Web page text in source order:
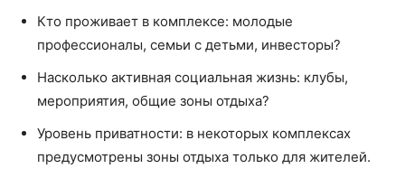
Кто проживает в комплексе: молодые
профессионалы, семьи с детьми, инвесторы?
Насколько активная социальная жизнь: клубы,
мероприятия, общие зоны отдыха?
Уровень приватности: в некоторых комплексах
предусмотрены зоны отдыха только для жителей.